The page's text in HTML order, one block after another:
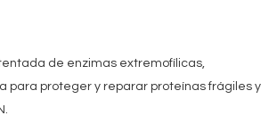
de enzimas extremofílicas,
para proteger y reparar proteínas frágiles y